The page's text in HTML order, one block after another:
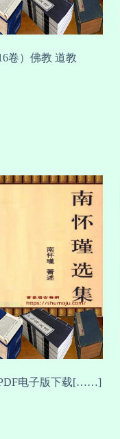
卷）佛教 道教
电子版下载[……]